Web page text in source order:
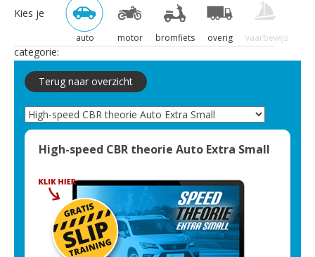
Kies je
categorie:
auto motor bromfiets overig vaarbewijs
Terug naar overzicht
High-speed CBR theorie Auto Extra Small